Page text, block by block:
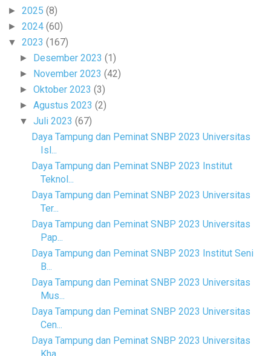
► 2025 (8)
► 2024 (60)
▼ 2023 (167)
► Desember 2023(1)
► November 2023(42)
►Oktober 2023(3)
►Agustus 2023(2)
▼Juli 2023(67)
Daya Tampung dan Peminat SNBP 2023 Universitas
Isl...
Daya Tampung dan Peminat SNBP 2023 Institut
Teknol...
Daya Tampung dan Peminat SNBP 2023 Universitas
Ter...
Daya Tampung dan Peminat SNBP 2023 Universitas
Pap...
Daya Tampung dan Peminat SNBP 2023 Institut Seni
B...
Daya Tampung dan Peminat SNBP 2023 Universitas
Mus...
Daya Tampung dan Peminat SNBP 2023 Universitas
Cen...
Daya Tampung dan Peminat SNBP 2023 Universitas
Kha...